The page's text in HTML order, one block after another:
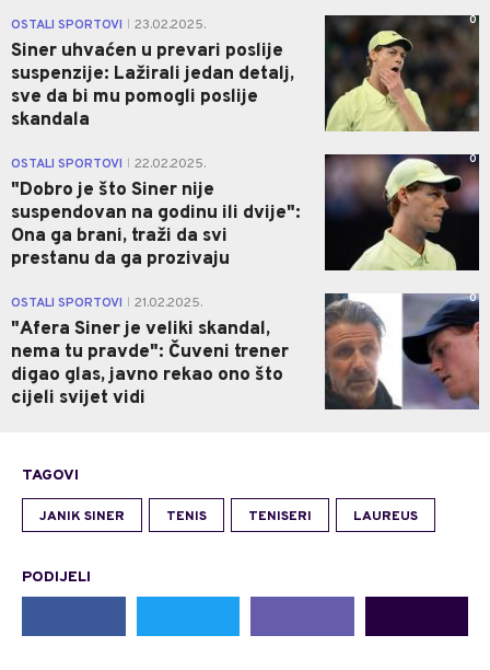
OSTALI SPORTOVI 23.02.2025.
Siner uhvaćen u prevari poslije
suspenzije: Lažirali jedan detalj,
sve da bi mu pomogli poslije
skandala
0
OSTALI SPORTOVI 22.02.2025.
"Dobro je što Siner nije
suspendovan na godinu ili dvije":
Ona ga brani, traži da svi
prestanu da ga prozivaju
0
OSTALI SPORTOVI 21.02.2025.
"Afera Siner je veliki skandal,
nema tu pravde": Čuveni trener
digao glas, javno rekao ono što
cijeli svijet vidi
0
TAGOVI
JANIK SINER TENIS TENISERI LAUREUS
PODIJELI